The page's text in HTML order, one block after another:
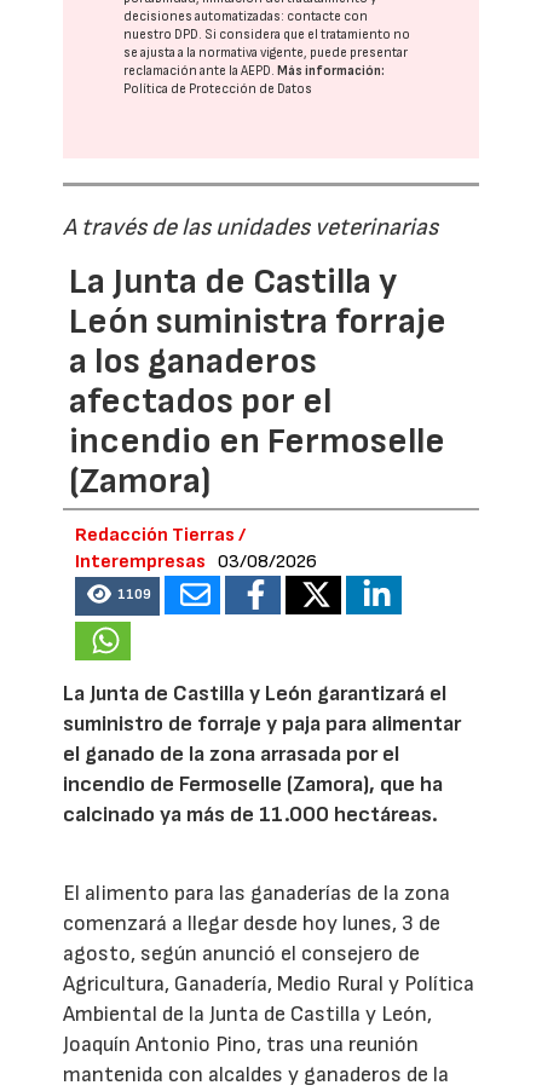
decisiones automatizadas: contacte con
nuestro DPD. Si considera que el tratamiento no
se ajusta a la normativa vigente, puede presentar
reclamación ante laAEPD.Más información:
Política de Protección de Datos
A través de las unidades veterinarias
La Junta de Castilla y
León suministra forraje
a los ganaderos
afectados por el
incendio en Fermoselle
(Zamora)
Redacción Tierras /
Interempresas
03/08/2026
1109
La Junta de Castilla y León garantizará el
suministro de forraje y paja para alimentar
el ganado de la zona arrasada por el
incendio de Fermoselle (Zamora), que ha
calcinado ya más de 11.000 hectáreas.
El alimento para las ganaderías de la zona
comenzará a llegar desde hoy lunes, 3 de
agosto, según anunció el consejero de
Agricultura, Ganadería, Medio Rural y Política
Ambiental de la Junta de Castilla y León,
Joaquín Antonio Pino, tras una reunión
mantenida con alcaldes y ganaderos de la